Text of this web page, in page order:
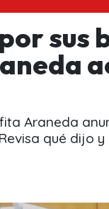
sus
Araneda
qué dijo